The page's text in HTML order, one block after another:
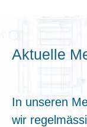
Aktuelle
In unseren
wir